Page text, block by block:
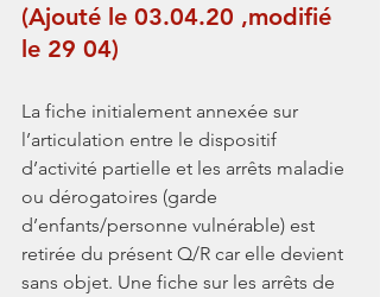
(Ajouté le 03.04.20 ,modifié
le 29 04)
La fiche initialement annexée sur
l’articulation entre le dispositif
d’activité partielle et les arrêts maladie
ou dérogatoires (garde
d’enfants/personne vulnérable) est
retirée du présent Q/R car elle devient
sans objet. Une fiche sur les arrêts de